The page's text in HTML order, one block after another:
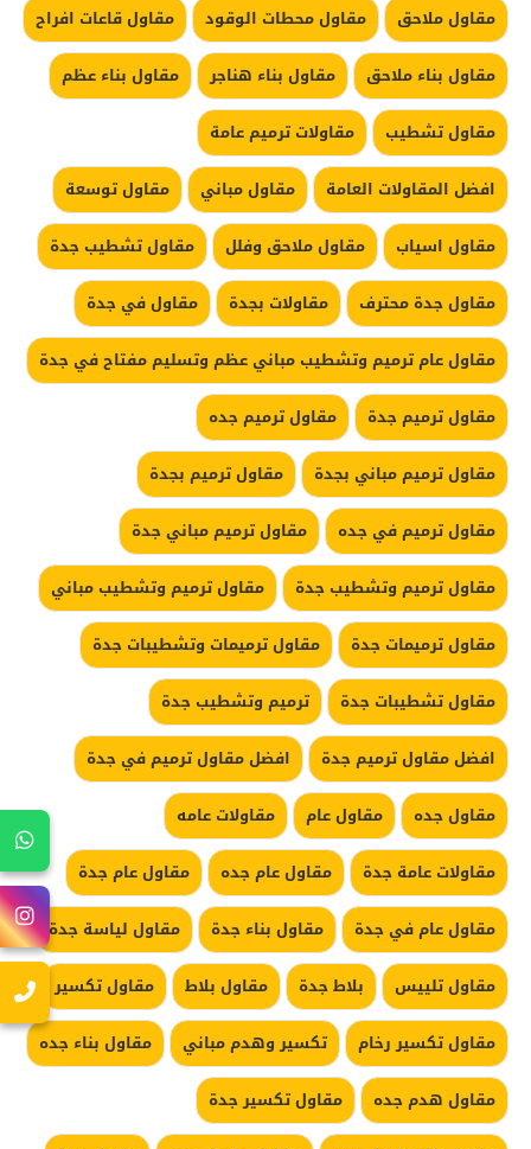
مقاول ملاحق
مقاول محطات الوقود
مقاول قاعات افراح
مقاول بناء ملاحق
مقاول بناء هناجر
مقاول بناء عظم
مقاول تشطيب
مقاولات ترميم عامة
افضل المقاولات العامة
مقاول مباني
مقاول توسعة
مقاول اسياب
مقاول ملاحق وفلل
مقاول تشطيب جدة
مقاول جدة محترف
مقاولات بجدة
مقاول في جدة
مقاول عام ترميم وتشطيب مباني عظم وتسليم مفتاح في جدة
مقاول ترميم جدة
مقاول ترميم جده
مقاول ترميم مباني بجدة
مقاول ترميم بجدة
مقاول ترميم في جده
مقاول ترميم مباني جدة
مقاول ترميم وتشطيب جدة
مقاول ترميم وتشطيب مباني
مقاول ترميمات جدة
مقاول ترميمات وتشطيبات جدة
مقاول تشطيبات جدة
ترميم وتشطيب جدة
افضل مقاول ترميم جدة
افضل مقاول ترميم في جدة
مقاول جده
مقاول عام
مقاولات عامه
مقاولات عامة جدة
مقاول عام جده
مقاول عام جدة
مقاول عام في جدة
مقاول بناء جدة
مقاول لياسة جدة
مقاول تلييس
بلاط جدة مقاول بلاط
مقاول تكسير
مقاول تكسير رخام
تكسير وهدم مباني
مقاول بناء جده
مقاول هدم جده
مقاول تكسير جدة